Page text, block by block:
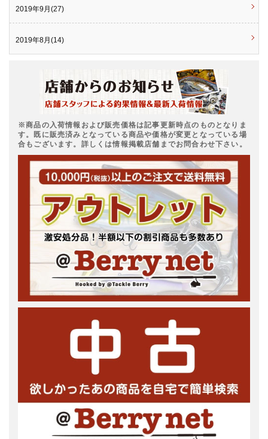
2019年9月(27)
2019年8月(14)
※商品の入荷情報および販売価格は記事更新時点のものとなりま
す。既に販売済みとなっている商品や価格が変更となっている場
合もございます。詳しくは情報掲載店舗までお問合わせ下さい。